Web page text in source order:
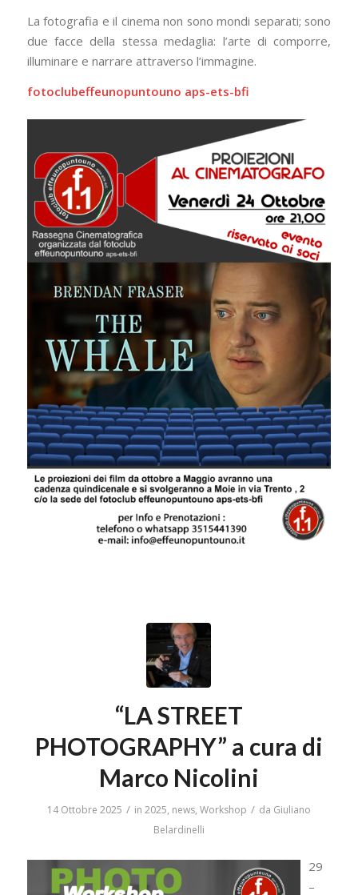
La fotografia e il cinema non sono mondi separati; sono
due facce della stessa medaglia: l’arte di comporre,
illuminare e narrare attraverso l’immagine.
fotoclubeffeunopuntouno aps-ets-bfi
“LA STREET
PHOTOGRAPHY” a cura di
Marco Nicolini
14 Ottobre 2025 / in 2025, news, Workshop / da Giuliano
Belardinelli
29
–